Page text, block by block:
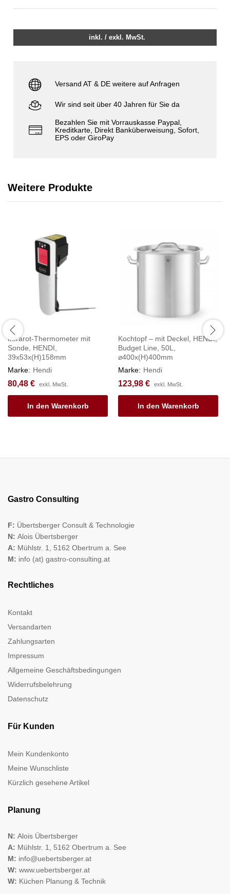
inkl. / exkl. MwSt.
Versand AT & DE weitere auf Anfragen
Wir sind seit über 40 Jahren für Sie da
Bezahlen Sie mit Vorrauskasse Paypal,
Kreditkarte, Direkt Banküberweisung, Sofort,
EPS oder GiroPay
Weitere Produkte
Infrarot-Thermometer mit
Sonde, HENDI,
39x53x(H)158mm
Marke: Hendi
80,48 € exkl. MwSt.
In den Warenkorb
Kochtopf – mit Deckel, HENDI,
Budget Line, 50L,
⌀400x(H)400mm
Marke: Hendi
123,98 € exkl. MwSt.
In den Warenkorb
Gastro Consulting
F: Übertsberger Consult & Technologie
N: Alois Übertsberger
A: Mühlstr. 1, 5162 Obertrum a. See
M: info (at) gastro-consulting.at
Rechtliches
Kontakt
Versandarten
Zahlungsarten
Impressum
Allgemeine Geschäftsbedingungen
Widerrufsbelehrung
Datenschutz
Für Kunden
Mein Kundenkonto
Meine Wunschliste
Kürzlich gesehene Artikel
Planung
N: Alois Übertsberger
A: Mühlstr. 1, 5162 Obertrum a. See
M: info@uebertsberger.at
W: www.uebertsberger.at
W: Küchen Planung & Technik